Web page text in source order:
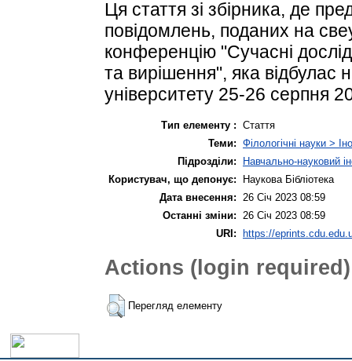
Ця стаття зі збірника, де
повідомлень, поданих на
конференцію "Сучасні
та вирішення", яка відбулас
університету 25-26 серпня
Тип елементу : Стаття
Теми: Філологічні науки >
Підрозділи:
Навчально-науковий
Користувач, що депонує:
Наукова Бібліотека
Дата внесення:
26 Січ 2023 08:59
Останні зміни:
26 Січ 2023 08:59
URI: https://
Actions (login required)
Перегляд елементу